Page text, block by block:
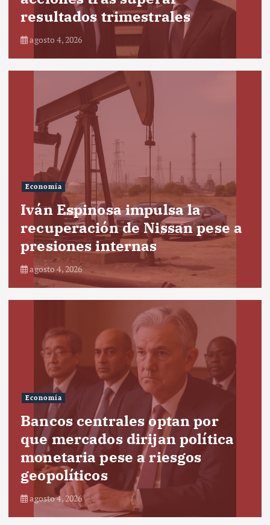
resultados trimestrales
agosto 4, 2026
Economía
Iván Espinosa impulsa la
recuperación de Nissan pese a
presiones internas
agosto 4, 2026
Economía
Bancos centrales optan por
que mercados dirijan política
monetaria pese a riesgos
geopolíticos
agosto 4, 2026